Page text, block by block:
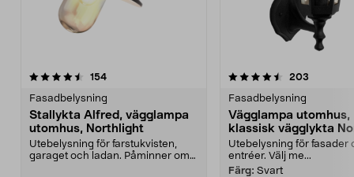
154recensioner
Fasadbelysning
Stallykta Alfred, vägglampa
utomhus, Northlight
Utebelysning för farstukvisten,
garaget och ladan. Påminner om
4.5 av 5 stjärnor 203
Fasadbelysning
Vägglampa utomhus,
klassisk vägglykta
Utebelysning för fasader
entréer. Välj me...
Färg: Svart
4.5 av 5 stjärnor